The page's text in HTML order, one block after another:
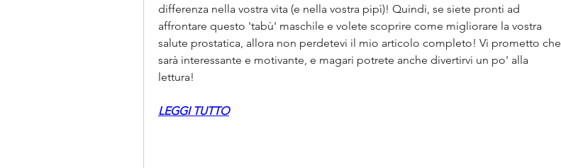
differenza nella vostra vita (e nella vostra pipì)! Quindi, se siete pronti ad
affrontare questo 'tabù' maschile e volete scoprire come migliorare la vostra
salute prostatica, allora non perdetevi il mio articolo completo! Vi prometto che
sarà interessante e motivante, e magari potrete anche divertirvi un po' alla
lettura!
LEGGI TUTTO